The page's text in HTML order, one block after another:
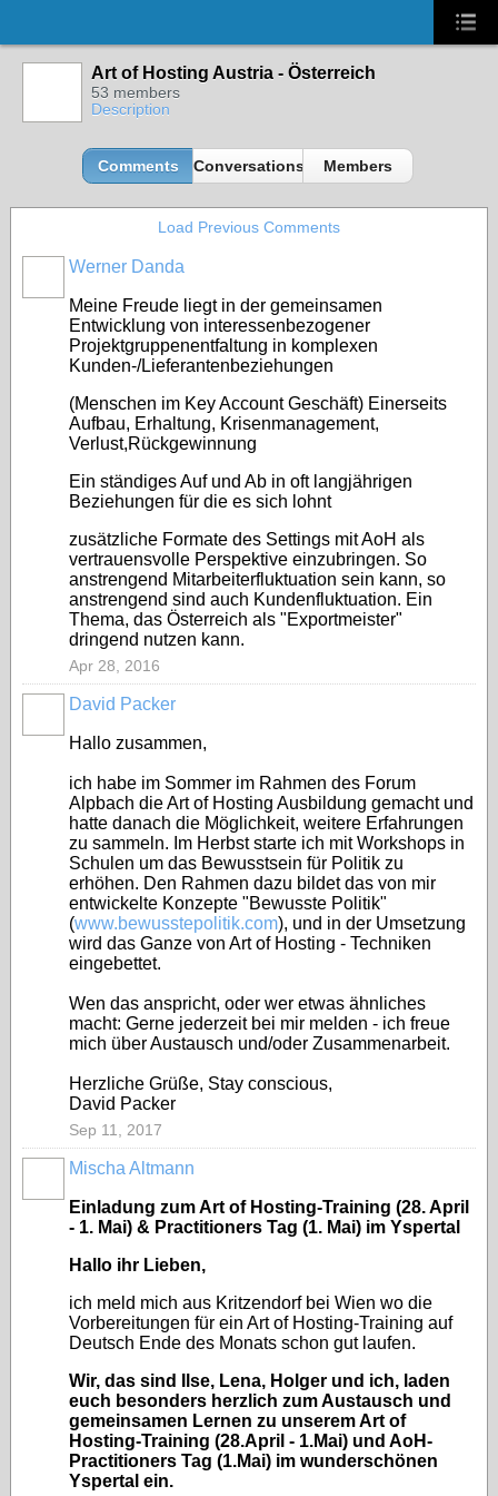
Art of Hosting Austria - Österreich
53 members
Description
Comments Conversations Members
Load Previous Comments
Werner Danda
Meine Freude liegt in der gemeinsamen
Entwicklung von interessenbezogener
Projektgruppenentfaltung in komplexen
Kunden-/Lieferantenbeziehungen
(Menschen im Key Account Geschäft) Einerseits
Aufbau, Erhaltung, Krisenmanagement,
Verlust,Rückgewinnung
Ein ständiges Auf und Ab in oft langjährigen
Beziehungen für die es sich lohnt
zusätzliche Formate des Settings mit AoH als
vertrauensvolle Perspektive einzubringen. So
anstrengend Mitarbeiterfluktuation sein kann, so
anstrengend sind auch Kundenfluktuation. Ein
Thema, das Österreich als "Exportmeister"
dringend nutzen kann.
Apr 28, 2016
David Packer
Hallo zusammen,
ich habe im Sommer im Rahmen des Forum
Alpbach die Art of Hosting Ausbildung gemacht und
hatte danach die Möglichkeit, weitere Erfahrungen
zu sammeln. Im Herbst starte ich mit Workshops in
Schulen um das Bewusstsein für Politik zu
erhöhen. Den Rahmen dazu bildet das von mir
entwickelte Konzepte "Bewusste Politik"
(www.bewusstepolitik.com), und in der Umsetzung
wird das Ganze von Art of Hosting - Techniken
eingebettet.
Wen das anspricht, oder wer etwas ähnliches
macht: Gerne jederzeit bei mir melden - ich freue
mich über Austausch und/oder Zusammenarbeit.
Herzliche Grüße, Stay conscious,
David Packer
Sep 11, 2017
Mischa Altmann
Einladung zum Art of Hosting-Training (28. April
- 1. Mai) & Practitioners Tag (1. Mai) im Yspertal
Hallo ihr Lieben,
ich meld mich aus Kritzendorf bei Wien wo die
Vorbereitungen für ein Art of Hosting-Training auf
Deutsch Ende des Monats schon gut laufen.
Wir, das sind Ilse, Lena, Holger und ich, laden
euch besonders herzlich zum Austausch und
gemeinsamen Lernen zu unserem Art of
Hosting-Training (28.April - 1.Mai) und AoH-
Practitioners Tag (1.Mai) im wunderschönen
Yspertal ein.